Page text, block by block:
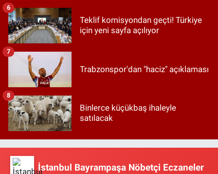
Teklif komisyondan geçti! Türkiye
için yeni sayfa açılıyor
6
Trabzonspor'dan "haciz" açıklaması
7
Binlerce küçükbaş ihaleyle
satılacak
8
İstanbul Bayrampaşa Nöbetçi Eczaneler